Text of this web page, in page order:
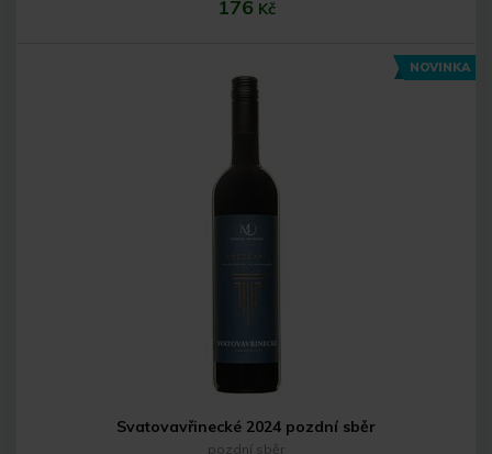
176 Kč
Do košíku
Svatovavřinecké 2024 pozdní sběr
pozdní sběr
NOVINKA